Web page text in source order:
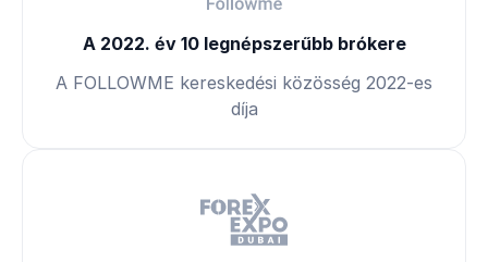
A 2022. év 10 legnépszerűbb brókere
A FOLLOWME kereskedési közösség 2022-es
díja